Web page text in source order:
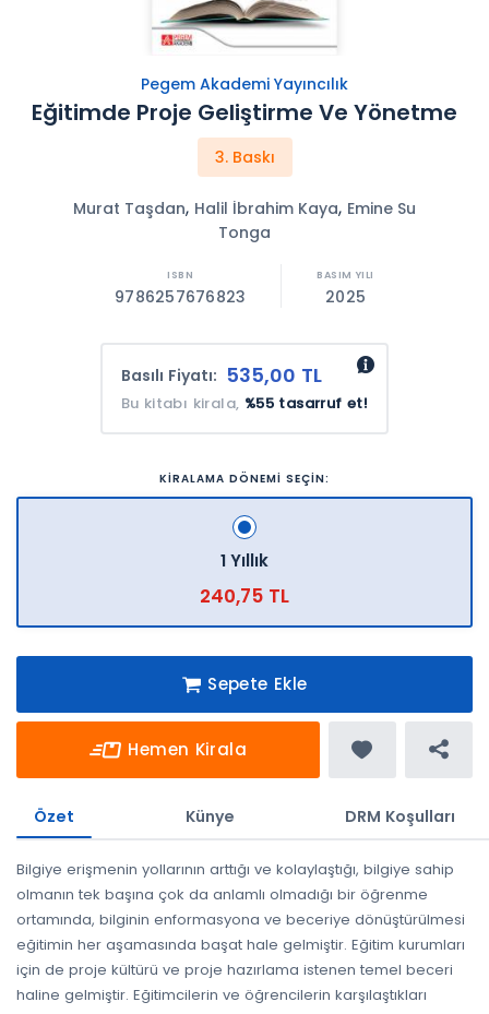
Pegem Akademi Yayıncılık
Eğitimde Proje Geliştirme Ve Yönetme
3. Baskı
Murat Taşdan, Halil İbrahim Kaya, Emine Su
Tonga
9786257676823 2025
Basılı Fiyatı: 535,00 TL
Bu kitabı kirala, %55 tasarruf et!
KİRALAMA DÖNEMİ SEÇİN:
1 Yıllık
240,75 TL
Sepete Ekle
Hemen Kirala
Özet Künye DRM Koşulları
Bilgiye erişmenin yollarının arttığı ve kolaylaştığı, bilgiye sahip
olmanın tek başına çok da anlamlı olmadığı bir öğrenme
ortamında, bilginin enformasyona ve beceriye dönüştürülmesi
eğitimin her aşamasında başat hale gelmiştir. Eğitim kurumları
için de proje kültürü ve proje hazırlama istenen temel beceri
haline gelmiştir. Eğitimcilerin ve öğrencilerin karşılaştıkları